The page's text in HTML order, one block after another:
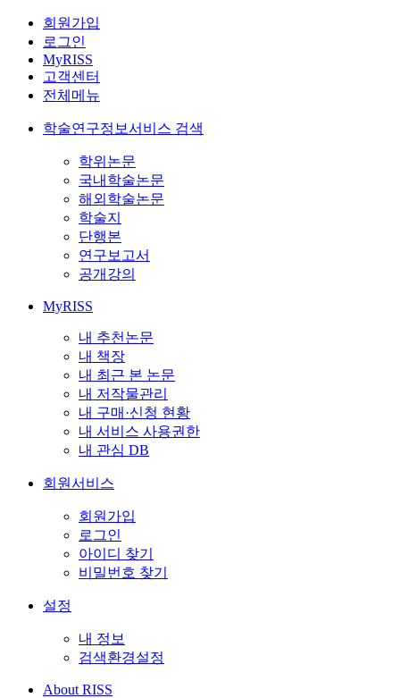
회원가입
로그인
MyRISS
고객센터
전체메뉴
학술연구정보서비스 검색
학위논문
국내학술논문
해외학술논문
학술지
단행본
연구보고서
공개강의
MyRISS
내 추천논문
내 책장
내 최근 본 논문
내 저작물관리
내 구매·신청 현황
내 서비스 사용권한
내 관심 DB
회원서비스
회원가입
로그인
아이디 찾기
비밀번호 찾기
설정
내 정보
검색환경설정
About RISS